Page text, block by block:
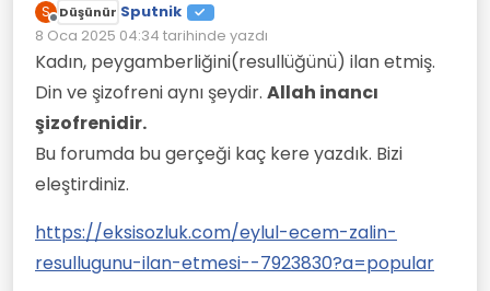
S
Çevrimdışı
Düşünür Sputnik
8 Oca 2025 04:34 tarihinde yazdı
Son düzenleyen:
Kadın, peygamberliğini(resullüğünü) ilan etmiş.
Din ve şizofreni aynı şeydir. Allah inancı
şizofrenidir.
Bu forumda bu gerçeği kaç kere yazdık. Bizi
eleştirdiniz.
https://eksisozluk.com/eylul-ecem-zalin-
resullugunu-ilan-etmesi--7923830?a=popular